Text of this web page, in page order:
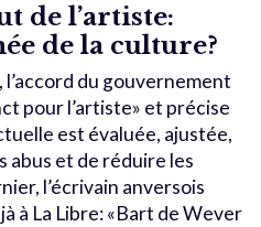
de l’artiste:
de la culture?
du gouvernement
pour l’artiste» et précise
est évaluée, ajustée,
abus et de réduire les
l’écrivain anversois
à La Libre: «Bart de Wever